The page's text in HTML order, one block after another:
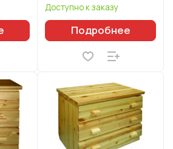
Доступно к заказу
Подробнее